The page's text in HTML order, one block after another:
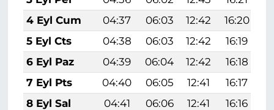
4 Eyl Cum
04:37 06:03 12:42 16:20
5 Eyl Cts
04:38 06:03 12:42 16:19
6 Eyl Paz
04:39 06:04 12:42 16:18
7 Eyl Pts
04:40 06:05 12:41 16:17
8 Eyl Sal
04:41 06:06 12:41 16:16